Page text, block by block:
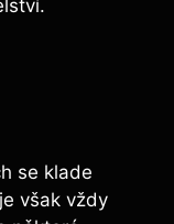
se klade
však‍ vždy